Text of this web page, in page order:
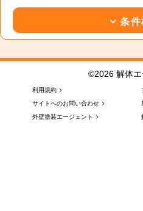
条件
©2026 解体エ
利用規約
サイトへのお問い合わせ
外壁塗装エージェント